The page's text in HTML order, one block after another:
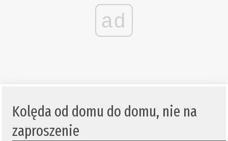
ad
Kolęda od domu do domu, nie na
zaproszenie